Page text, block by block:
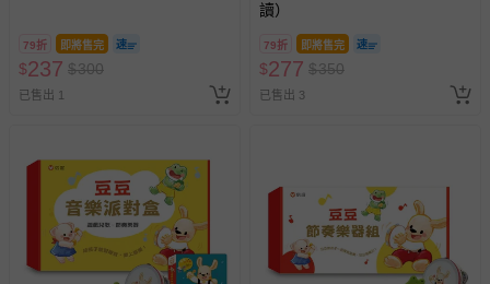
79折 即將售完
$237 $300
已售出 1
讀）
79折 即將售完
$277 $350
已售出 3